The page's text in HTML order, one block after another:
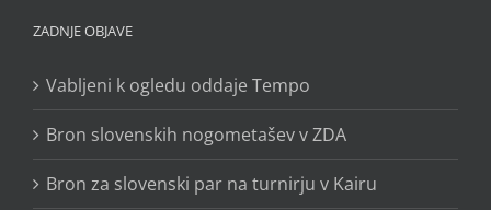
ZADNJE OBJAVE
Vabljeni k ogledu oddaje Tempo
Bron slovenskih nogometašev v ZDA
Bron za slovenski par na turnirju v Kairu